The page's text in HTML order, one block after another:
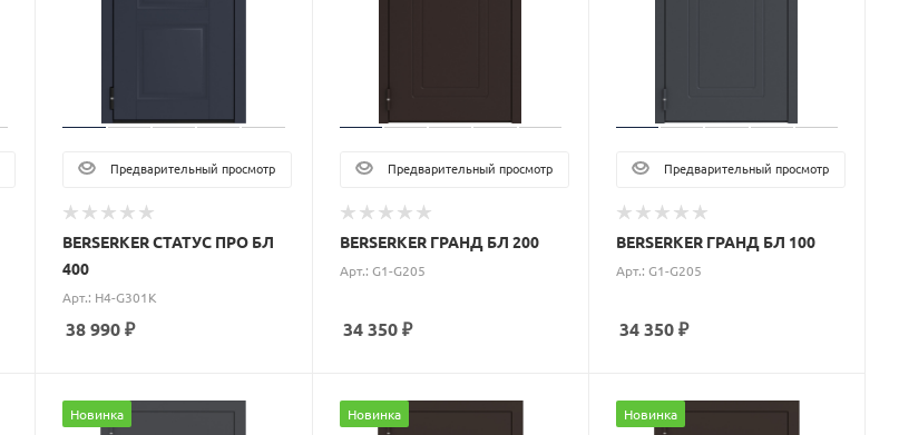
Предварительный просмотр
BERSERKER СТАТУС ПРО БЛ
400
Арт.: H4-G301K
38 990₽
Предварительный просмотр
BERSERKER ГРАНД БЛ 200
Арт.: G1-G205
34 350₽
Предварительный просмотр
BERSERKER ГРАНД БЛ 100
Арт.: G1-G205
34 350₽
Новинка Новинка Новинка